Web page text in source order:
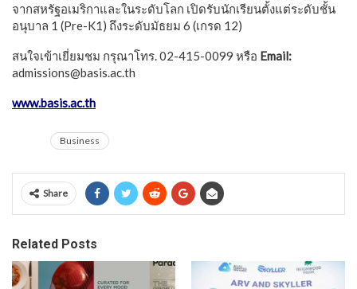
จากสหรัฐอเมริกาและในระดับโลก เปิดรับนักเรียนตั้งแต่ระดับชั้น
อนุบาล 1 (Pre-K1) ถึงระดับมัธยม 6 (เกรด 12)
สนใจเข้าเยี่ยมชม กรุณาโทร. 02-415-0099 หรือ Email:
admissions@basis.ac.th
www.basis.ac.th
Business
Share
Related Posts